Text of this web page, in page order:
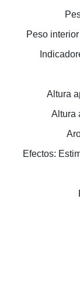
Peso
Altura
Altura
Efectos: